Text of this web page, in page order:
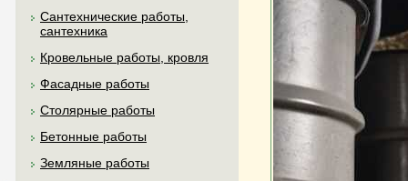
Сантехнические работы,
сантехника
Кровельные работы, кровля
Фасадные работы
Столярные работы
Бетонные работы
Земляные работы